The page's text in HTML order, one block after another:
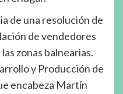
de una resolución de
de vendedores
zonas balnearias.
y Producción de
encabeza Martín